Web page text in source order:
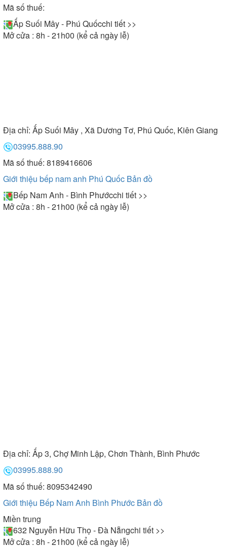
Mã số thuế:
Ấp Suối Mây - Phú Quốcchi tiết >>
Mở cửa : 8h - 21h00 (kể cả ngày lễ)
Địa chỉ: Ấp Suối Mây , Xã Dương Tơ, Phú Quốc, Kiên Giang
03995.888.90
Mã số thuế: 8189416606
Giới thiệu bếp nam anh Phú Quốc Bản đồ
Bếp Nam Anh - Bình Phướcchi tiết >>
Mở cửa : 8h - 21h00 (kể cả ngày lễ)
Địa chỉ: Ấp 3, Chợ Minh Lập, Chơn Thành, Bình Phước
03995.888.90
Mã số thuế: 8095342490
Giới thiệu Bếp Nam Anh Bình Phước Bản đồ
Miền trung
632 Nguyễn Hữu Thọ - Đà Nẵngchi tiết >>
Mở cửa : 8h - 21h00 (kể cả ngày lễ)